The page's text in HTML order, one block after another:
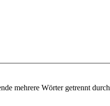
mehrere Wörter getrennt durch